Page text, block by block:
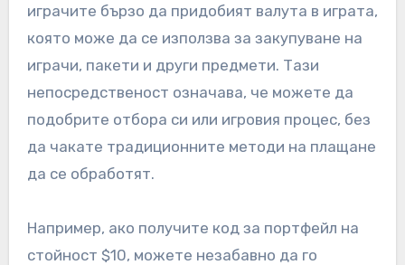
играчите бързо да придобият валута в играта,
която може да се използва за закупуване на
играчи, пакети и други предмети. Тази
непосредственост означава, че можете да
подобрите отбора си или игровия процес, без
да чакате традиционните методи на плащане
да се обработят.
Например, ако получите код за портфейл на
стойност $10, можете незабавно да го